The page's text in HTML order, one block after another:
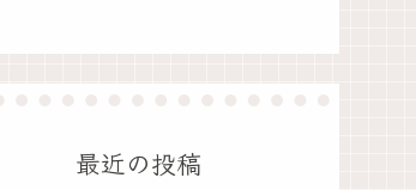
最近の投稿